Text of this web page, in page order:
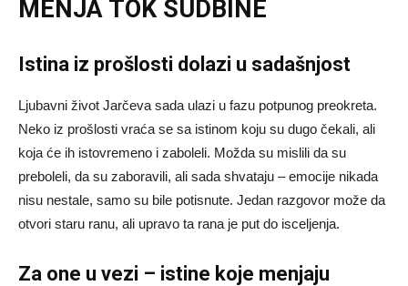
MENJA TOK SUDBINE
Istina iz prošlosti dolazi u sadašnjost
Ljubavni život Jarčeva sada ulazi u fazu potpunog preokreta.
Neko iz prošlosti vraća se sa istinom koju su dugo čekali, ali
koja će ih istovremeno i zaboleli. Možda su mislili da su
preboleli, da su zaboravili, ali sada shvataju – emocije nikada
nisu nestale, samo su bile potisnute. Jedan razgovor može da
otvori staru ranu, ali upravo ta rana je put do isceljenja.
Za one u vezi – istine koje menjaju